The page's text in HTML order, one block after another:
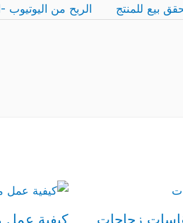
بيع للمنتج الربح من اليوتيوب -